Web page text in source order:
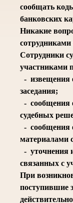
сообщать
банковских
Никакие
Сотрудники
участниками
- извещения
заседания;
- сообщения
судебных
- сообщения
материалами
- уточнения
связанных с
При
поступившие